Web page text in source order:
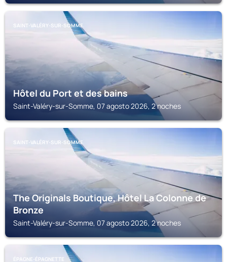
SAINT-VALÉRY-SUR-SOMME
Hôtel du Port et des bains
Saint-Valéry-sur-Somme, 07 agosto 2026, 2 noches
SAINT-VALÉRY-SUR-SOMME
The Originals Boutique, Hôtel La Colonne de
Bronze
Saint-Valéry-sur-Somme, 07 agosto 2026, 2 noches
ÉPAGNE-ÉPAGNETTE